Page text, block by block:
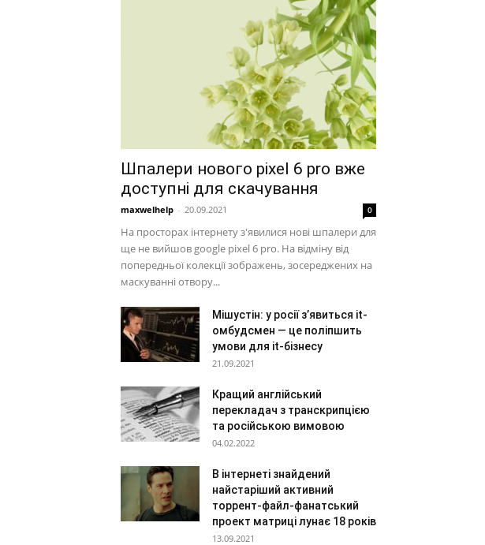
Шпалери нового pixel 6 pro вже
доступні для скачування
maxwelhelp - 20.09.2021 0
На просторах інтернету з'явилися нові шпалери для
ще не вийшов google pixel 6 pro. На відміну від
попередньої колекції зображень, зосереджених на
маскуванні отвору...
Мішустін: у росії з’явиться it-
омбудсмен — це поліпшить
умови для it-бізнесу
21.09.2021
Кращий англійський
перекладач з транскрипцією
та російською вимовою
04.02.2022
В інтернеті знайдений
найстаріший активний
торрент-файл-фанатський
проект матриці лунає 18 років
13.09.2021